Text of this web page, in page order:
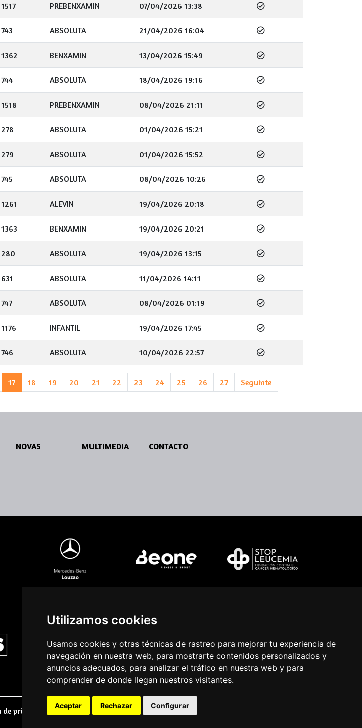
Utilizamos cookies
Usamos cookies y otras técnicas de rastreo para mejorar tu experiencia de
navegación en nuestra web, para mostrarte contenidos personalizados y
anuncios adecuados, para analizar el tráfico en nuestra web y para
comprender de donde llegan nuestros visitantes.
Aceptar Rechazar Configurar
1517 PREBENXAMIN 07/04/2026 13:38
743 ABSOLUTA 21/04/2026 16:04
1362 BENXAMIN 13/04/2026 15:49
744 ABSOLUTA 18/04/2026 19:16
1518 PREBENXAMIN 08/04/2026 21:11
278 ABSOLUTA 01/04/2026 15:21
279 ABSOLUTA 01/04/2026 15:52
745 ABSOLUTA 08/04/2026 10:26
1261 ALEVIN 19/04/2026 20:18
1363 BENXAMIN 19/04/2026 20:21
280 ABSOLUTA 19/04/2026 13:15
631 ABSOLUTA 11/04/2026 14:11
747 ABSOLUTA 08/04/2026 01:19
1176 INFANTIL 19/04/2026 17:45
746 ABSOLUTA 10/04/2026 22:57
17 18 19 20 21 22 23 24 25 26 27 Seguinte
NOVAS MULTIMEDIA CONTACTO
privacidade